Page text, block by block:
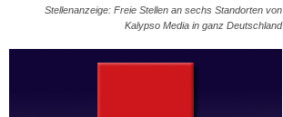
Stellenanzeige: Freie Stellen an sechs Standorten von
Kalypso Media in ganz Deutschland